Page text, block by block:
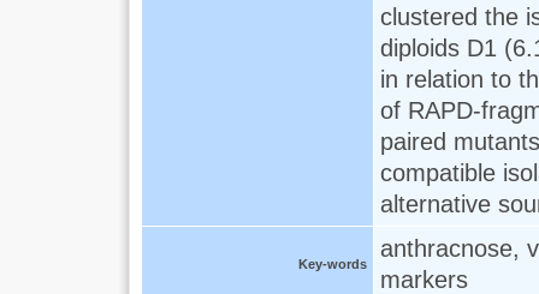
clustered the
diploids D1
in relation to
of RAPD-
paired
compatible
alternative
Key-words
anthracnose,
markers